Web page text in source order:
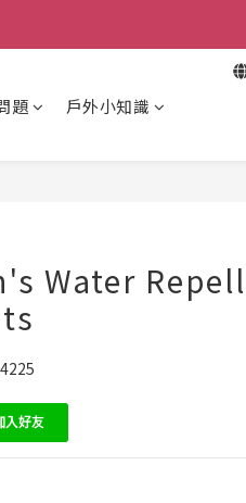
題 戶外小知識
Water